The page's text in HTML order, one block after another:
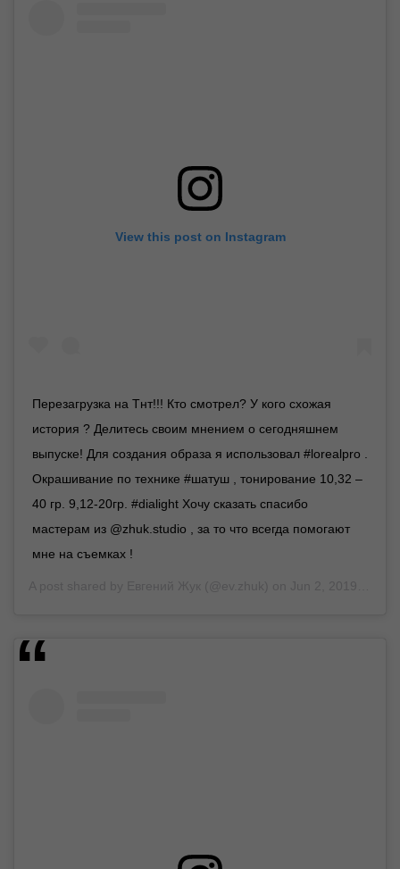
View this post on Instagram
Перезагрузка на Тнт!!! Кто смотрел? У кого схожая
история ? Делитесь своим мнением о сегодняшнем
выпуске! Для создания образа я использовал #lorealpro .
Окрашивание по технике #шатуш , тонирование 10,32 –
40 гр. 9,12-20гр. #dialight Хочу сказать спасибо
мастерам из @zhuk.studio , за то что всегда помогают
мне на съемках !